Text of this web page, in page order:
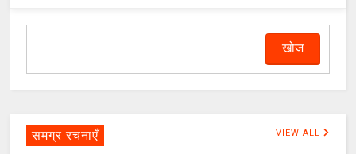
समग्र रचनाएँ VIEW ALL